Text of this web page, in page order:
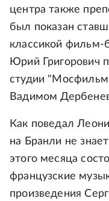
центра также
был показан
классикой фильм-
Юрий Григорович
студии
Вадимом
Как поведал
на Бранли не
этого месяца
французские
произведения